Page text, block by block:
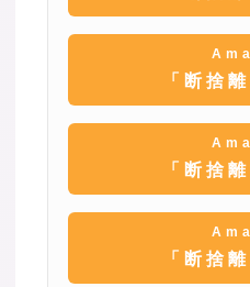
「断捨
「断捨
「断捨